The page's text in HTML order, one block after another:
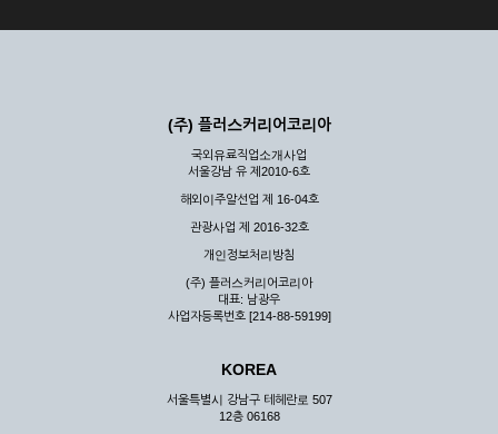
(주) 플러스커리어코리아
국외유료직업소개사업
서울강남 유 제2010-6호
해외이주알선업 제 16-04호
관광사업 제 2016-32호
개인정보처리방침
(주) 플러스커리어코리아
대표: 남광우
사업자등록번호 [214-88-59199]
KOREA
서울특별시 강남구 테헤란로 507
12층 06168